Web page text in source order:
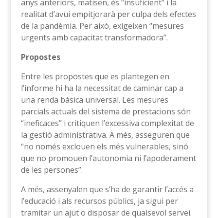
anys anteriors, matisen, és “insuficient” i la
realitat d’avui empitjorarà per culpa dels efectes
de la pandèmia. Per això, exigeixen “mesures
urgents amb capacitat transformadora”.
Propostes
Entre les propostes que es plantegen en
l’informe hi ha la necessitat de caminar cap a
una renda bàsica universal. Les mesures
parcials actuals del sistema de prestacions són
“ineficaces” i critiquen l’excessiva complexitat de
la gestió administrativa. A més, asseguren que
“no només exclouen els més vulnerables, sinó
que no promouen l’autonomia ni l’apoderament
de les persones”.
A més, assenyalen que s’ha de garantir l’accés a
l’educació i als recursos públics, ja sigui per
tramitar un ajut o disposar de qualsevol servei.